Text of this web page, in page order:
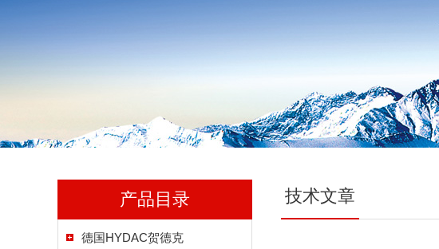
产品目录
德国HYDAC贺德克
技术文章